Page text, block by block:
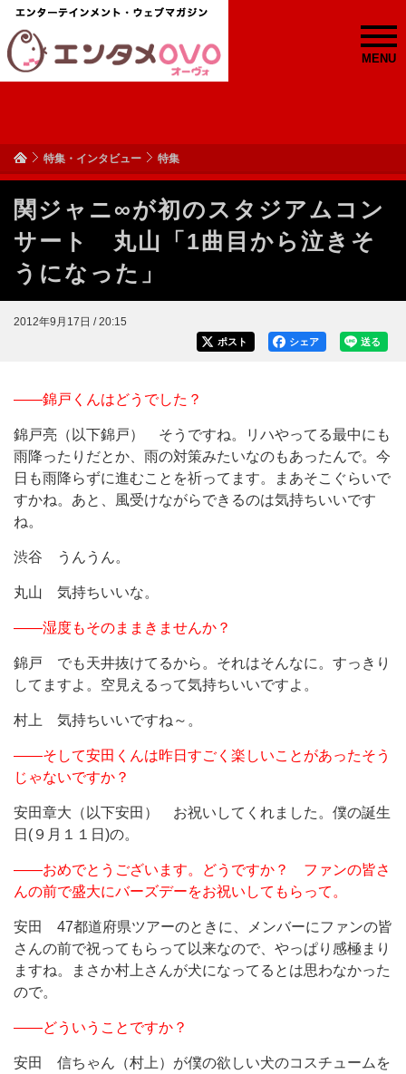
MENU
特集・インタビュー 特集
関ジャニ∞が初のスタジアムコン
サート 丸山「1曲目から泣きそ
うになった」
2012年9月17日 / 20:15
送る
シェア
ポスト
――錦戸くんはどうでした？
錦戸亮（以下錦戸） そうですね。リハやってる最中にも
雨降ったりだとか、雨の対策みたいなのもあったんで。今
日も雨降らずに進むことを祈ってます。まあそこぐらいで
すかね。あと、風受けながらできるのは気持ちいいです
ね。
渋谷 うんうん。
丸山 気持ちいいな。
――湿度もそのままきませんか？
錦戸 でも天井抜けてるから。それはそんなに。すっきり
してますよ。空見えるって気持ちいいですよ。
村上 気持ちいいですね～。
――そして安田くんは昨日すごく楽しいことがあったそう
じゃないですか？
安田章大（以下安田） お祝いしてくれました。僕の誕生
日(９月１１日)の。
――おめでとうございます。どうですか？ ファンの皆さ
んの前で盛大にバーズデーをお祝いしてもらって。
安田 47都道府県ツアーのときに、メンバーにファンの皆
さんの前で祝ってもらって以来なので、やっぱり感極まり
ますね。まさか村上さんが犬になってるとは思わなかった
ので。
――どういうことですか？
安田 信ちゃん（村上）が僕の欲しい犬のコスチュームを